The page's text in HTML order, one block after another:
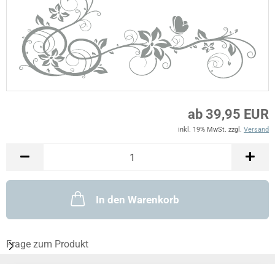
ab 39,95 EUR
inkl. 19% MwSt. zzgl. Versand
In den Warenkorb
Frage zum Produkt